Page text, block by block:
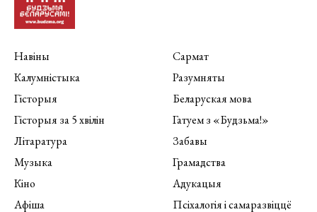
Навіны
Калумністыка
Гісторыя
Гісторыя за 5 хвілін
Літаратура
Музыка
Кіно
Афіша
Сармат
Разумняты
Беларуская мова
Гатуем з «Будзьма!»
Забавы
Грамадства
Адукацыя
Псіхалогія і самаразвіццё